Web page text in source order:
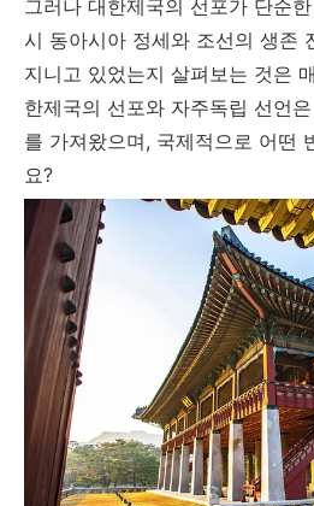
그러나 대한제국의 선포가 단순
시 동아시아 정세와 조선의 생존
지니고 있었는지 살펴보는 것은
한제국의 선포와 자주독립 선언
를 가져왔으며, 국제적으로 어떤
요?